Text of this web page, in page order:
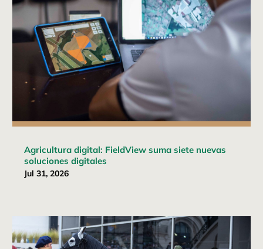
Agricultura digital: FieldView suma siete nuevas
soluciones digitales
Jul 31, 2026